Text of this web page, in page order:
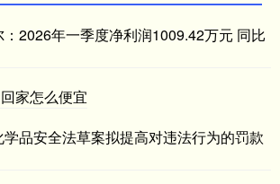
2026年一季度净利润1009.42万元 同比
家怎么便宜
品安全法草案拟提高对违法行为的罚款